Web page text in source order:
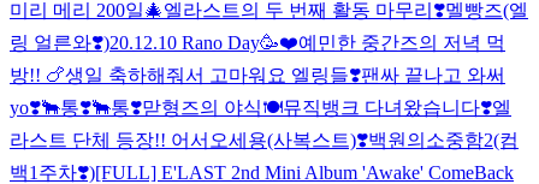
미리 메리 200일🎄엘라스트의 두 번째 활동 마무리❣️멜빵즈(엘
링 얼른와❣️)20.12.10 Rano Day🥳❤️예민한 중간즈의 저녁 먹
방!! 🍗생일 축하해줘서 고마워요 엘링들❣️팬싸 끝나고 와써
yo❣️🐂통❣️🐂통❣️맏형즈의 야식🍽뮤직뱅크 다녀왔습니다❣️엘
라스트 단체 등장!! 어서오세용(사복스트)❣️백원의소중함2(컴
백1주차❣️)[FULL] E'LAST 2nd Mini Album 'Awake' ComeBack